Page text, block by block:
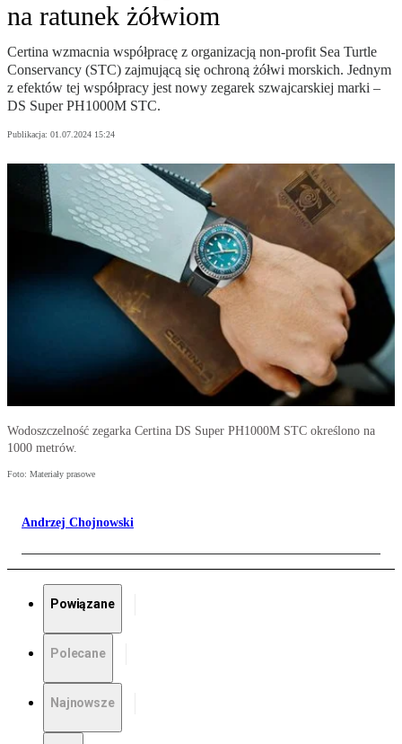
na ratunek żółwiom
Certina wzmacnia współpracę z organizacją non-profit Sea Turtle
Conservancy (STC) zajmującą się ochroną żółwi morskich. Jednym
z efektów tej współpracy jest nowy zegarek szwajcarskiej marki –
DS Super PH1000M STC.
Publikacja: 01.07.2024 15:24
Wodoszczelność zegarka Certina DS Super PH1000M STC określono na
1000 metrów.
Foto: Materiały prasowe
Andrzej Chojnowski
Powiązane
Polecane
Najnowsze